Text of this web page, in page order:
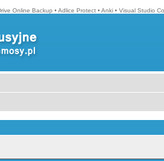
Online Backup • Adlice Protect • Anki • Visual Studio